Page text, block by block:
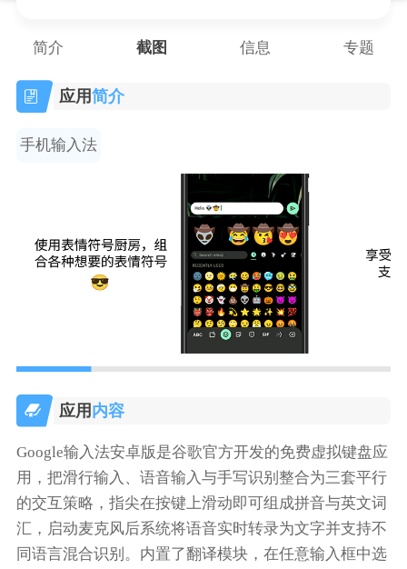
简介 截图 信息 专题
应用简介
手机输入法
应用 内容
Google输入法安卓版是谷歌官方开发的免费虚拟键盘应
用，把滑行输入、语音输入与手写识别整合为三套平行
的交互策略，指尖在按键上滑动即可组成拼音与英文词
汇，启动麦克风后系统将语音实时转录为文字并支持不
同语言混合识别。内置了翻译模块，在任意输入框中选